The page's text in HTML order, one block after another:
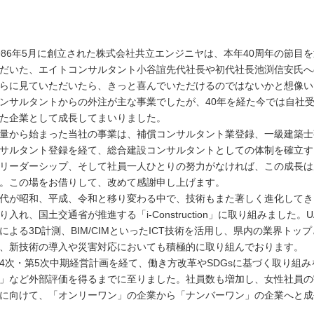
5月に創立された株式会社共立エンジニヤは、本年40周年の節目
いた、エイトコンサルタント小谷誼先代社長や初代社長池渕信安氏
に見ていただいたら、きっと喜んでいただけるのではないかと想像
サルタントからの外注が主な事業でしたが、40年を経た今では自社
企業として成長してまいりました。
ら始まった当社の事業は、補償コンサルタント業登録、一級建築
ルタント登録を経て、総合建設コンサルタントとしての体制を確立
ーダーシップ、そして社員一人ひとりの努力がなければ、この成長
この場をお借りして、改めて感謝申し上げます。
昭和、平成、令和と移り変わる中で、技術もまた著しく進化して
入れ、国土交通省が推進する「i-Construction」に取り組みました。
よる3D計測、BIM/CIMといったICT技術を活用し、県内の業界トッ
新技術の導入や災害対応においても積極的に取り組んでおります。
・第5次中期経営計画を経て、働き方改革やSDGsに基づく取り組み
など外部評価を得るまでに至りました。社員数も増加し、女性社員
向けて、「オンリーワン」の企業から「ナンバーワン」の企業へと